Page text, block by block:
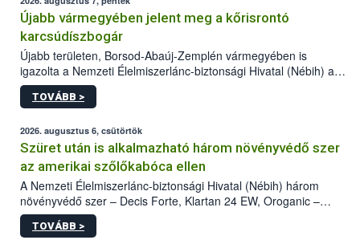
Újabb vármegyében jelent meg a kőrisrontó
karcsúdíszbogár
Újabb területen, Borsod-Abaúj-Zemplén vármegyében is
igazolta a Nemzeti Élelmiszerlánc-biztonsági Hivatal (Nébih) a
kőrisrontó karcsúdíszbogár (Agrilus planipennis) jelenlétét. A
kártevőt nem csak színcsapdában találták meg, de már fertőzött
az intenzív felderítést, emellett az intézkedéseket a szlovák
hatósággal is összehangolják a terjedés megállítása érdekében.
TOVÁBB >
2026. augusztus 6, csütörtök
Szüret után is alkalmazható három növényvédő szer
az amerikai szőlőkabóca ellen
A Nemzeti Élelmiszerlánc-biztonsági Hivatal (Nébih) három
növényvédő szer – Decis Forte, Klartan 24 EW, Oroganic –
engedélyokiratát módosította, így azok a szüretet követően,
egészen a vesszőérettség (BBCH 91) stádiumáig
TOVÁBB >